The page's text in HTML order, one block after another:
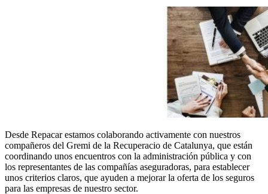
Desde Repacar estamos colaborando activamente con nuestros
compañeros del Gremi de la Recuperacio de Catalunya, que están
coordinando unos encuentros con la administración pública y con
los representantes de las compañías aseguradoras, para establecer
unos criterios claros, que ayuden a mejorar la oferta de los seguros
para las empresas de nuestro sector.